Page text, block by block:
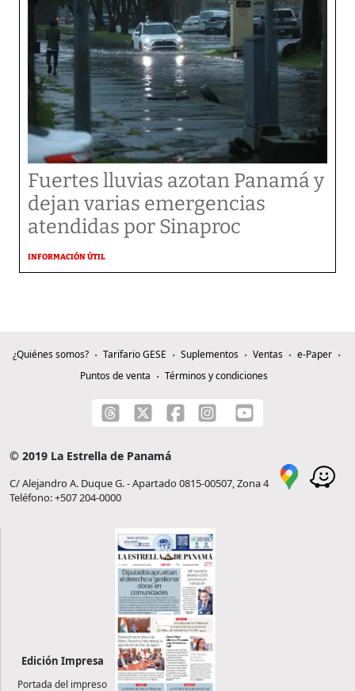
Fuertes lluvias azotan Panamá y
dejan varias emergencias
atendidas por Sinaproc
INFORMACIÓN ÚTIL
¿Quiénes somos? Tarifario GESE Suplementos Ventas
e-Paper
Puntos de venta
Términos y condiciones
© 2019 La Estrella de Panamá
C/ Alejandro A. Duque G. - Apartado 0815-00507, Zona 4
Teléfono: +507 204-0000
Edición Impresa
Portada del impreso